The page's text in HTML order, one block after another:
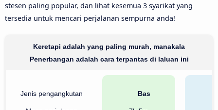
stesen paling popular, dan lihat kesemua 3 syarikat yang
tersedia untuk mencari perjalanan sempurna anda!
Keretapi adalah yang paling murah, manakala
Penerbangan adalah cara terpantas di laluan ini
Jenis pengangkutan Bas